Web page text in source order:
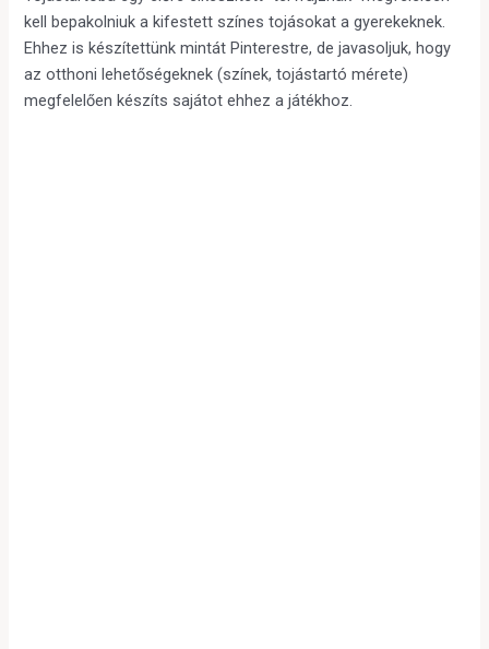
kell bepakolniuk a kifestett színes tojásokat a gyerekeknek.
Ehhez is készítettünk mintát Pinterestre, de javasoljuk, hogy
az otthoni lehetőségeknek (színek, tojástartó mérete)
megfelelően készíts sajátot ehhez a játékhoz.